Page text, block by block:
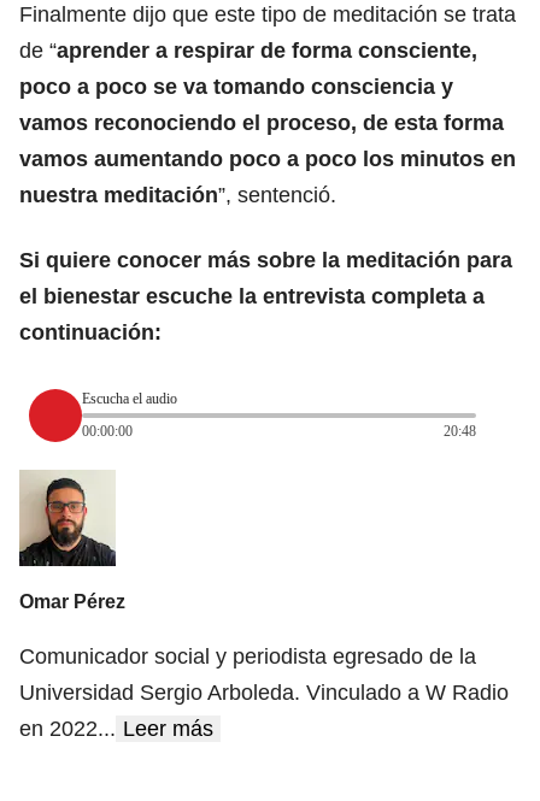
Finalmente dijo que este tipo de meditación se trata
de “aprender a respirar de forma consciente,
poco a poco se va tomando consciencia y
vamos reconociendo el proceso, de esta forma
vamos aumentando poco a poco los minutos en
nuestra meditación”, sentenció.
Si quiere conocer más sobre la meditación para
el bienestar escuche la entrevista completa a
continuación:
Escucha el audio
00:00:00
20:48
Omar Pérez
Comunicador social y periodista egresado de la
Universidad Sergio Arboleda. Vinculado a W Radio
en 2022... Leer más